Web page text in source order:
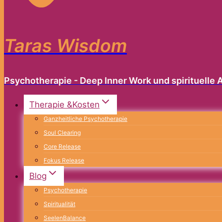
Taras Wisdom
Psychotherapie - Deep Inner Work und spirituelle
Therapie &Kosten
Ganzheitliche Psychotherapie
Soul Clearing
Core Release
Fokus Release
Blog
Psychotherapie
Spiritualität
SeelenBalance